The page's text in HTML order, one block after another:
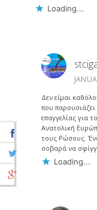
Loading...
Δεν είμαι
που
επαγγελίας για
Ανατολική
τους Ρώσους.
σοβαρά να
Loading...